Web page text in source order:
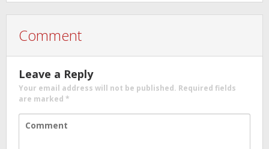
Comment
Leave a Reply
Your email address will not be published. Required fields
are marked *